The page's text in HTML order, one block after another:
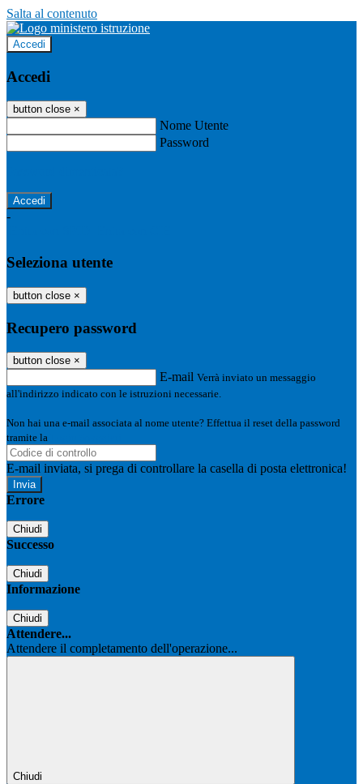
Salta al contenuto
Accedi
Accedi
button close ×
Nome Utente
Password
-
Seleziona utente
button close ×
Recupero password
button close ×
E-mail Verrà inviato un messaggio
all'indirizzo indicato con le istruzioni necessarie.
Non hai una e-mail associata al nome utente? Effettua il reset della password
tramite la
E-mail inviata, si prega di controllare la casella di posta elettronica!
Errore
Chiudi
Successo
Chiudi
Informazione
Chiudi
Attendere...
Attendere il completamento dell'operazione...
Chiudi